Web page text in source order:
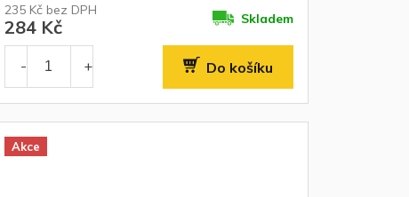
235 Kč bez DPH
284 Kč Skladem
Do košíku
Akce